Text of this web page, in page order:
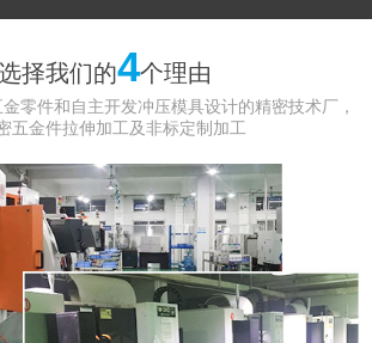
择我们的4个理由
零件和自主开发冲压模具设计的精密技术厂，
五金件拉伸加工及非标定制加工